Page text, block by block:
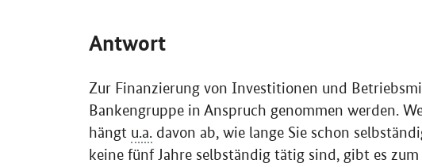
Antwort
Zur Finanzierung von Investitionen und
Bankengruppe in Anspruch genommen werden.
hängt u.a. davon ab, wie lange Sie schon
keine fünf Jahre selbständig tätig sind, gibt es